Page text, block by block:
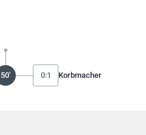
50' 0:1 Korbmacher